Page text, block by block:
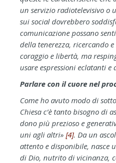
un servizio radiotelevisivo o
sui social dovrebbero
comunicazione possano
della tenerezza, ricercando
coraggio e libertà, ma
usare espressioni eclatanti e
Parlare con il cuore nel
Come ho avuto modo di
Chiesa c’è tanto bisogno di
dono più prezioso e
uni agli altri» [4]. Da un
attento e disponibile, nasce
di Dio, nutrito di vicinanza,